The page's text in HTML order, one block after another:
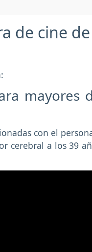
de cine de
mayores
con el
cerebral a los 39